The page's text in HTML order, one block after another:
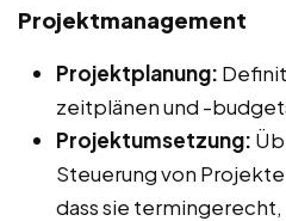
Projektmanagement
Projektplanung:
zeitplänen und -
Projektumsetzung:
Steuerung von
dass sie